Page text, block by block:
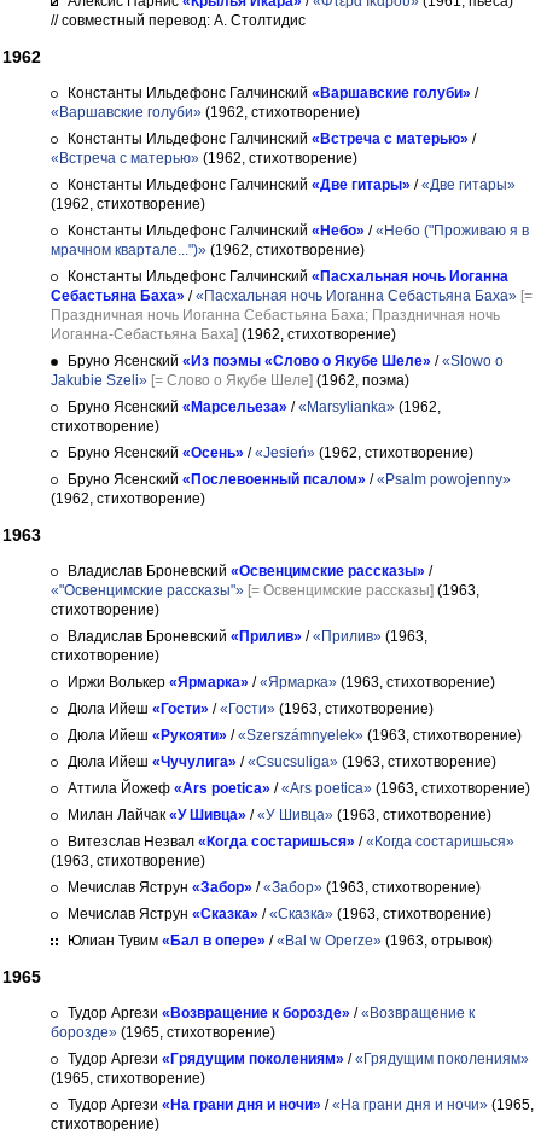
// совместный перевод: А. Столтидис
1962
Константы Ильдефонс Галчинский «Варшавские голуби» /
«Варшавские голуби» (1962, стихотворение)
Константы Ильдефонс Галчинский «Встреча с матерью» /
«Встреча с матерью» (1962, стихотворение)
Константы Ильдефонс Галчинский «Две гитары» /«Две гитары»
(1962, стихотворение)
Константы Ильдефонс Галчинский «Небо» /«Небо ("Проживаю я в
мрачном квартале...")» (1962, стихотворение)
Константы Ильдефонс Галчинский «Пасхальная ночь Иоганна
Себастьяна Баха» /«Пасхальная ночь Иоганна Себастьяна Баха» [=
Праздничная ночь Иоганна Себастьяна Баха; Праздничная ночь
Иоганна-Себастьяна Баха] (1962, стихотворение)
Бруно Ясенский «Из поэмы «Слово о Якубе Шеле» /«Slowo o
Jakubie Szeli» [= Слово о Якубе Шеле] (1962, поэма)
Бруно Ясенский «Марсельеза» /«Marsylianka» (1962,
стихотворение)
Бруно Ясенский «Осень» /«Jesień» (1962, стихотворение)
Бруно Ясенский «Послевоенный псалом» /«Psalm powojenny»
(1962, стихотворение)
1963
Владислав Броневский «Освенцимские рассказы» /
«"Освенцимские рассказы"» [= Освенцимские рассказы] (1963,
стихотворение)
Владислав Броневский «Прилив» /«Прилив» (1963,
стихотворение)
Иржи Волькер «Ярмарка» /«Ярмарка» (1963, стихотворение)
Дюла Ийеш «Гости» /«Гости» (1963, стихотворение)
Дюла Ийеш «Рукояти» /«Szerszámnyelek» (1963, стихотворение)
Дюла Ийеш «Чучулига» /«Csucsuliga» (1963, стихотворение)
Аттила Йожеф «Ars poetica» /«Ars poetica» (1963, стихотворение)
Милан Лайчак «У Шивца» /«У Шивца» (1963, стихотворение)
Витезслав Незвал «Когда состаришься» /«Когда состаришься»
(1963, стихотворение)
Мечислав Яструн «Забор» /«Забор» (1963, стихотворение)
Мечислав Яструн «Сказка» /«Сказка» (1963, стихотворение)
Юлиан Тувим «Бал в опере» /«Bal w Operze» (1963, отрывок)
1965
Тудор Аргези «Возвращение к борозде» /«Возвращение к
борозде» (1965, стихотворение)
Тудор Аргези «Грядущим поколениям» /«Грядущим поколениям»
(1965, стихотворение)
Тудор Аргези «На грани дня и ночи» /«На грани дня и ночи» (1965,
стихотворение)